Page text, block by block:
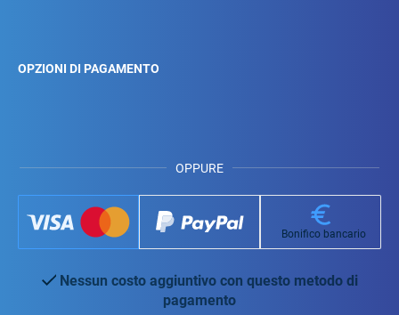
OPPURE
OPZIONI DI PAGAMENTO
Bonifico bancario
Nessun costo aggiuntivo con questo metodo di
pagamento